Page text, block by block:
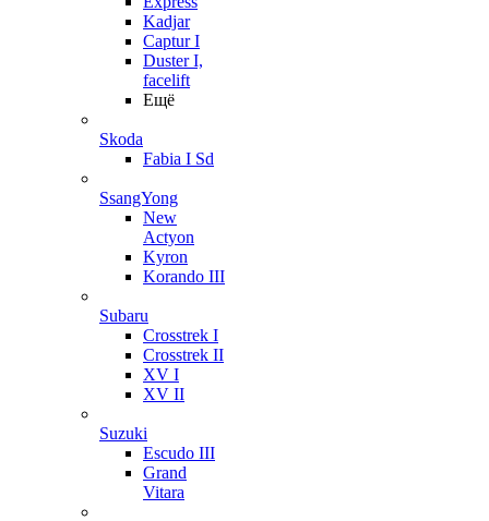
Kadjar
Captur I
Duster I,
facelift
Ещё
Skoda
Fabia I Sd
SsangYong
New
Actyon
Kyron
Korando III
Subaru
Crosstrek I
Crosstrek II
XV I
XV II
Suzuki
Escudo III
Grand
Vitara